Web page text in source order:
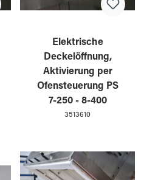
Elektrische
Deckelöffnung,
Aktivierung per
Ofensteuerung PS
7-250 - 8-400
3513610